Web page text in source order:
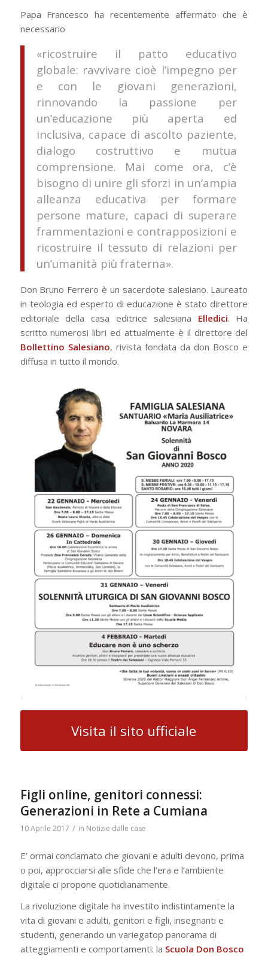
Papa Francesco ha recentemente affermato che è
necessario
«ricostruire il patto educativo
globale: ravvivare cioè l’impegno per
e con le giovani generazioni,
rinnovando la passione per
un’educazione più aperta ed
inclusiva, capace di ascolto paziente,
dialogo costruttivo e mutua
comprensione. Mai come ora, c’è
bisogno di unire gli sforzi in un’ampia
alleanza educativa per formare
persone mature, capaci di superare
frammentazioni e contrapposizioni e
ricostruire il tessuto di relazioni per
un’umanità più fraterna».
Don Bruno Ferrero è un sacerdote salesiano. Laureato
in teologia ed esperto di educazione è stato direttore
editoriale della casa editrice salesiana Elledici. Ha
scritto numerosi libri ed attualmente è il direttore del
Bollettino Salesiano, rivista fondata da don Bosco e
diffusa in tutto il mondo.
Visita il sito ufficiale
Figli online, genitori connessi:
Generazioni in Rete a Cumiana
10 Aprile 2017 / in Notizie dalle case
E’ ormai conclamato che giovani e adulti devono, prima
o poi, approcciarsi alle sfide che l’era e l’ambiente
digitale ci propone quotidianamente.
La rivoluzione digitale ha investito indistintamente la
vita di giovani e adulti, genitori e figli, insegnanti e
studenti, generando un variegatop panorama di
atteggiamenti e comportamenti: la Scuola Don Bosco